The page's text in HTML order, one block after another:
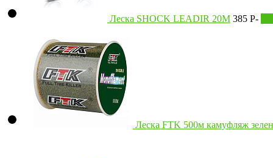
Леска SHOCK LEADIR 20M 385 Р-
Леска FTK 500м камуфляж